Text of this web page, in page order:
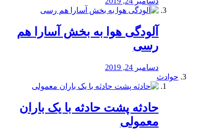
آلودگی هوا به بخش آسارا هم
رسی
دسامبر 24, 2019
حوادث
️حادثه پشت حادثه با یک باران
معمولی